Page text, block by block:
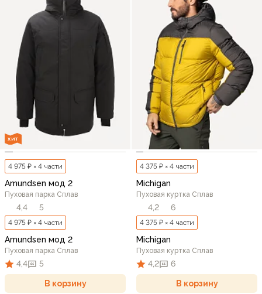
ХИТ
4 975 ₽ × 4 части
Amundsen мод 2
Пуховая парка Сплав
4,4 5
4 975 ₽ × 4 части
Amundsen мод 2
Пуховая парка Сплав
4,4 5
В корзину
4 375 ₽ × 4 части
Michigan
Пуховая куртка Сплав
4,2 6
4 375 ₽ × 4 части
Michigan
Пуховая куртка Сплав
4,2 6
В корзину